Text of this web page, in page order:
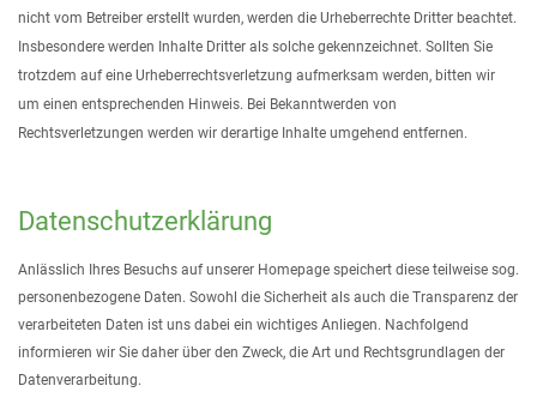
nicht vom Betreiber erstellt wurden, werden die Urheberrechte Dritter beachtet.
Insbesondere werden Inhalte Dritter als solche gekennzeichnet. Sollten Sie
trotzdem auf eine Urheberrechtsverletzung aufmerksam werden, bitten wir
um einen entsprechenden Hinweis. Bei Bekanntwerden von
Rechtsverletzungen werden wir derartige Inhalte umgehend entfernen.
Datenschutzerklärung
Anlässlich Ihres Besuchs auf unserer Homepage speichert diese teilweise sog.
personenbezogene Daten. Sowohl die Sicherheit als auch die Transparenz der
verarbeiteten Daten ist uns dabei ein wichtiges Anliegen. Nachfolgend
informieren wir Sie daher über den Zweck, die Art und Rechtsgrundlagen der
Datenverarbeitung.